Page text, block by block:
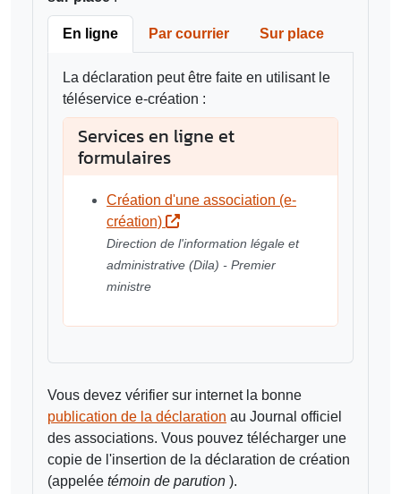
En ligne Par courrier Sur place
La déclaration peut être faite en utilisant le
téléservice e-création :
Services en ligne et
formulaires
Création d'une association (e-
création)
Direction de l'information légale et
administrative (Dila) - Premier
ministre
Vous devez vérifier sur internet la bonne
publication de la déclaration au Journal officiel
des associations. Vous pouvez télécharger une
copie de l'insertion de la déclaration de création
(appelée témoin de parution ).